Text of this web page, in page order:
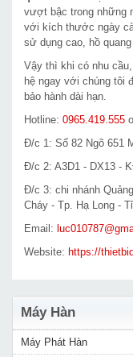
vượt bậc trong những
với kích thước ngày
sử dụng cao, hồ
Vậy thì khi có nhu
hệ ngay với chúng tôi
bảo hành dài hạn.
Hotline: 0965.419.555
Đ/c 1: Số 82 Ngõ 651
Đ/c 2: A3D1 - DX13 -
Đ/c 3: chi nhánh
Cháy - Tp. Hạ Long -
Email:
Website: https://
Máy Hàn
Máy Phát Hàn